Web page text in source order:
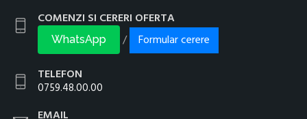
COMENZI SI CERERI OFERTA
WhatsApp /
Formular cerere
TELEFON
0759.48.00.00
EMAIL